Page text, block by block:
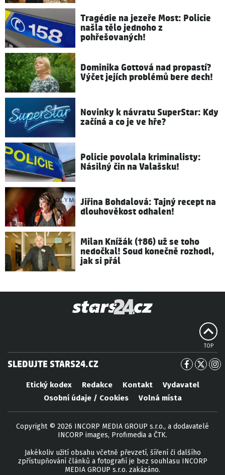
Tragédie na jezeře Most: Policie
našla tělo jednoho z
pohřešovaných!
Dominika Gottová nad propastí?
Výčet jejích problémů bere dech!
Novinky k návratu SuperStar: Kdy
začíná a co je ve hře?
Policie povolala kriminalisty:
Násilný čin na Valašsku!
Jiřina Bohdalová: Tajný recept na
dlouhověkost odhalen!
Milan Knížák (†86) už se toho
nedočkal! Soud konečně rozhodl,
jak si přál
TOP
SLEDUJTE STARS24.CZ
Etický kodex Redakce Kontakt
Vydavatel
Osobní údaje / Cookies
Volná místa
Copyright © 2026 INCORP MEDIA GROUP s.r.o., a dodavatelé
INCORP images, Profimedia a ČTK.
Jakékoliv užití obsahu včetně převzetí, šíření či dalšího
zpřístupňování článků a fotografií je bez souhlasu INCORP
MEDIA GROUP s.r.o. zakázáno.